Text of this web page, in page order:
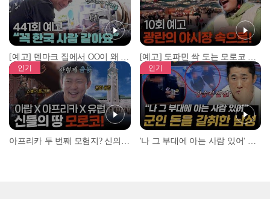
[예고] 덴마크 집에서 OO이 왜 나와...? 이상할 정도로 한국을 사랑하는 우리 형을 제보합니다! [예고] 도파민 싹 도는 모로코 야시장 투어!
인기 인기